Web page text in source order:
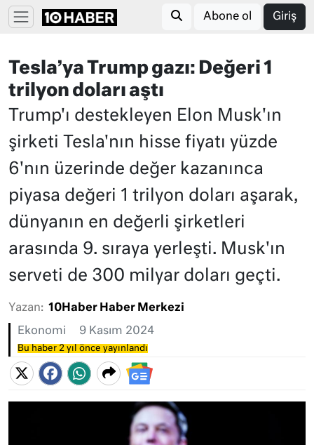
Abone ol Giriş
Tesla’ya Trump gazı: Değeri 1
trilyon doları aştı
Trump'ı destekleyen Elon Musk'ın
şirketi Tesla'nın hisse fiyatı yüzde
6'nın üzerinde değer kazanınca
piyasa değeri 1 trilyon doları aşarak,
dünyanın en değerli şirketleri
arasında 9. sıraya yerleşti. Musk'ın
serveti de 300 milyar doları geçti.
Yazan: 10Haber Haber Merkezi
Ekonomi 9 Kasım 2024
Bu haber 2 yıl önce yayınlandı